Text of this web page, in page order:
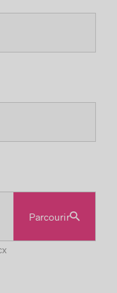
Parcourir